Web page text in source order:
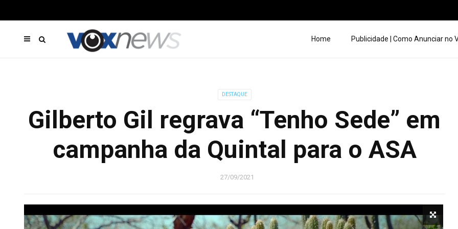
Home Publicidade | Como Anunciar no
DESTAQUE
Gilberto Gil regrava “Tenho Sede” em
campanha da Quintal para o ASA
27/09/2021